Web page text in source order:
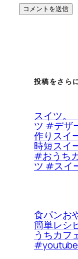
投稿をさら
スイ
ツ #デザ
作りスイ
時短スイ
#おうち
ツ #スイ
食パンお
簡単レシ
うちカフ